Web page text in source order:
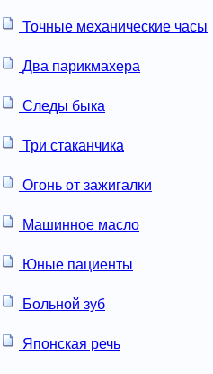
Точные механические часы
Два парикмахера
Следы быка
Три стаканчика
Огонь от зажигалки
Машинное масло
Юные пациенты
Больной зуб
Японская речь